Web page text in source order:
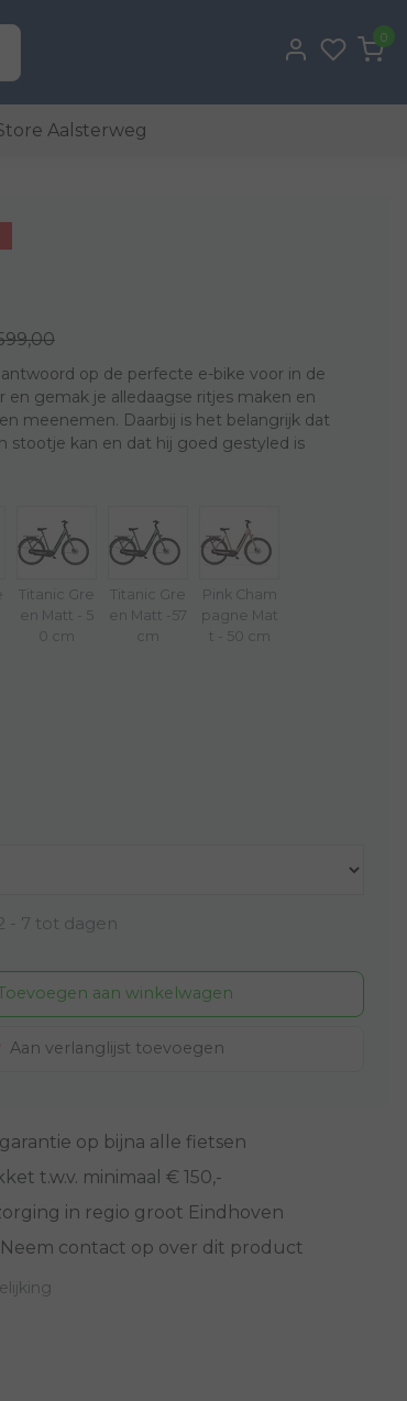
0
Aalsterweg
op de perfecte e-bike voor in de
en gemak je alledaagse ritjes maken en
meenemen. Daarbij is het belangrijk dat
stootje kan en dat hij goed gestyled is
Titanic Gre
en Matt - 5
0 cm
Titanic Gre
en Matt -57
cm
Pink Cham
pagne Mat
t - 50 cm
- 7 tot dagen
aan winkelwagen
Aan verlanglijst toevoegen
garantie op bijna alle fietsen
t.w.v. minimaal € 150,-
in regio groot Eindhoven
Neem contact op over dit product